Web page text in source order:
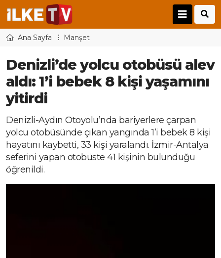
Ana Sayfa Manşet
Denizli’de yolcu otobüsü alev
aldı: 1’i bebek 8 kişi yaşamını
yitirdi
Denizli-Aydın Otoyolu’nda bariyerlere çarpan
yolcu otobüsünde çıkan yangında 1’i bebek 8 kişi
hayatını kaybetti, 33 kişi yaralandı. İzmir-Antalya
seferini yapan otobüste 41 kişinin bulunduğu
öğrenildi.